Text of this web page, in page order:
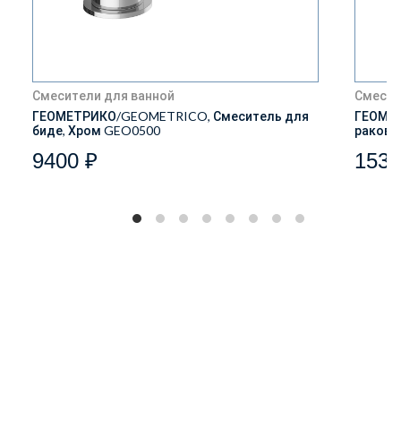
Смесители для ванной
ГЕОМЕТРИКО/GEOMETRICO, Смеситель для
биде, Хром GEO0500
9400 ₽